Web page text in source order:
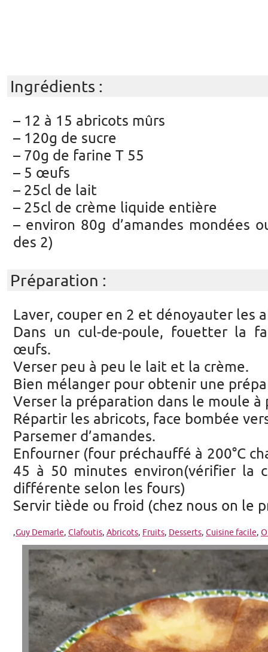
Ingrédients :
– 12 à 15 abricots mûrs
– 120g de sucre
– 70g de farine T 55
– 5 œufs
– 25cl de lait
– 25cl de crème liquide entière
– environ 80g d’amandes mondées
des 2)
Préparation :
Laver, couper en 2 et dénoyauter les
Dans un cul-de-poule, fouetter la
œufs.
Verser peu à peu le lait et la crème.
Bien mélanger pour obtenir une
Verser la préparation dans le moule à
Répartir les abricots, face bombée
Parsemer d’amandes.
Enfourner (four préchauffé à 200°C
45 à 50 minutes environ(vérifier la
différente selon les fours)
Servir tiède ou froid (chez nous on le
,Guy Demarle, Clafoutis, Abricots, Fruits, Desserts, Cuisine facile,